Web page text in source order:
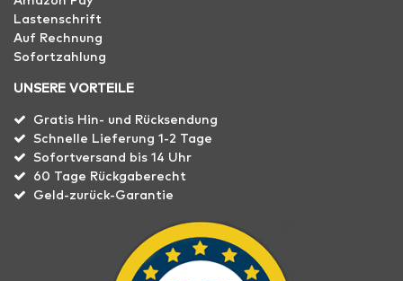
Lastenschrift
Auf Rechnung
Sofortzahlung
UNSERE VORTEILE
Gratis Hin- und Rücksendung
Schnelle Lieferung 1-2 Tage
Sofortversand bis 14 Uhr
60 Tage Rückgaberecht
Geld-zurück-Garantie